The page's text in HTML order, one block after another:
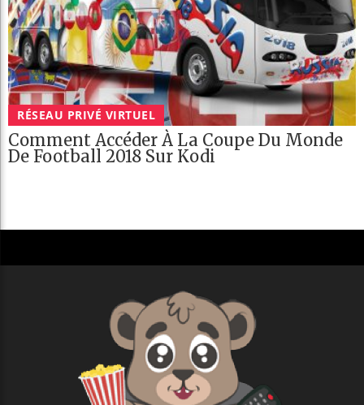
RÉSEAU PRIVÉ VIRTUEL
Comment Accéder À La Coupe Du Monde
De Football 2018 Sur Kodi